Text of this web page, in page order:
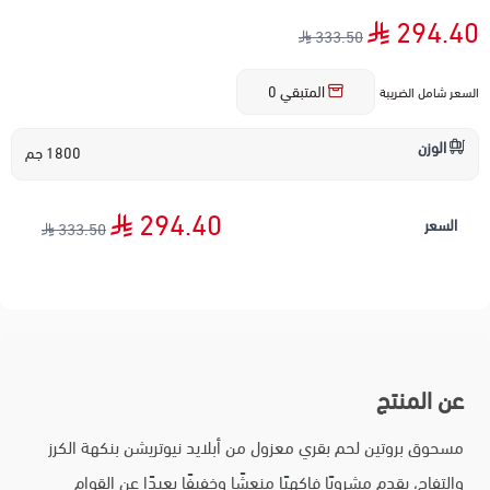
294.40
333.50
السعر شامل الضريبة المتبقي0
الوزن 1800 جم
السعر 294.40
333.50
عن المنتج
مسحوق بروتين لحم بقري معزول من أبلايد نيوتريشن بنكهة الكرز
والتفاح، يقدم مشروبًا فاكهيًا منعشًا وخفيفًا بعيدًا عن القوام